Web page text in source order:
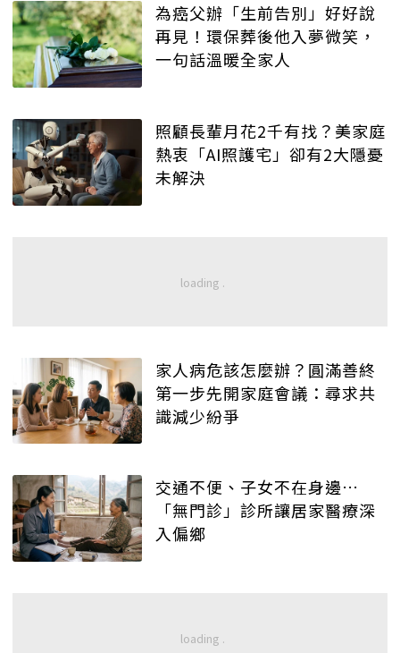
為癌父辦「生前告別」好好說
再見！環保葬後他入夢微笑，
一句話溫暖全家人
照顧長輩月花2千有找？美家庭
熱衷「AI照護宅」卻有2大隱憂
未解決
家人病危該怎麼辦？圓滿善終
第一步先開家庭會議：尋求共
識減少紛爭
交通不便、子女不在身邊…
「無門診」診所讓居家醫療深
入偏鄉